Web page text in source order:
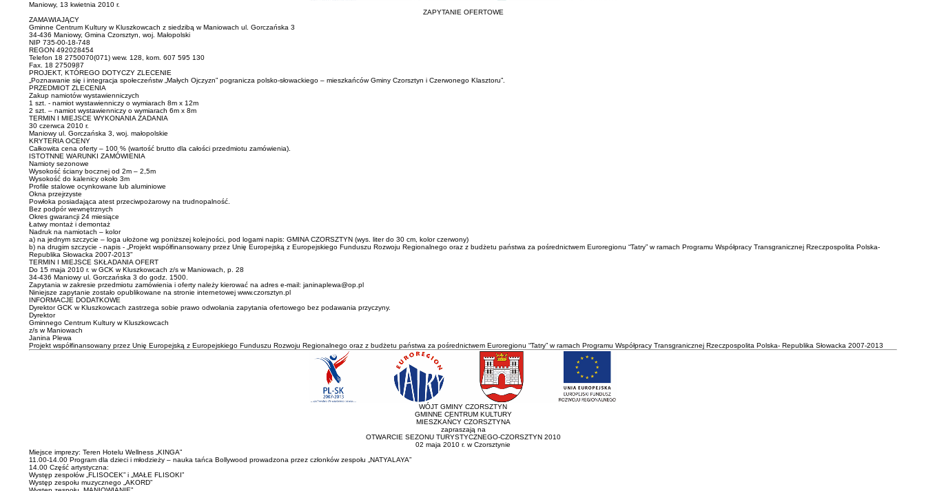
Maniowy, 13 kwietnia 2010 r.
ZAPYTANIE OFERTOWE
ZAMAWIAJĄCY
Gminne Centrum Kultury w Kluszkowcach z siedzibą w Maniowach ul. Gorczańska 3
34-436 Maniowy, Gmina Czorsztyn, woj. Małopolski
NIP 735-00-18-748
REGON 492028454
Telefon 18 2750070(071) wew. 128, kom. 607 595 130
Fax. 18 2750987
PROJEKT, KTÓREGO DOTYCZY ZLECENIE
„Poznawanie się i integracja społeczeństw „Małych Ojczyzn” pogranicza polsko-słowackiego – mieszkańców Gminy Czorsztyn i Czerwonego Klasztoru”.
PRZEDMIOT ZLECENIA
Zakup namiotów wystawienniczych
1 szt. - namiot wystawienniczy o wymiarach 8m x 12m
2 szt. – namiot wystawienniczy o wymiarach 6m x 8m
TERMIN I MIEJSCE WYKONANIA ZADANIA
30 czerwca 2010 r.
Maniowy ul. Gorczańska 3, woj. małopolskie
KRYTERIA OCENY
Całkowita cena oferty – 100 % (wartość brutto dla całości przedmiotu zamówienia).
ISTOTNNE WARUNKI ZAMÓWIENIA
Namioty sezonowe
Wysokość ściany bocznej od 2m – 2,5m
Wysokość do kalenicy około 3m
Profile stalowe ocynkowane lub aluminiowe
Okna przejrzyste
Powłoka posiadająca atest przeciwpożarowy na trudnopalność.
Bez podpór wewnętrznych
Okres gwarancji 24 miesiące
Łatwy montaż i demontaż
Nadruk na namiotach – kolor
a) na jednym szczycie – loga ułożone wg poniższej kolejności, pod logami napis: GMINA CZORSZTYN (wys. liter do 30 cm, kolor czerwony)
b) na drugim szczycie - napis - „Projekt współfinansowany przez Unię Europejską z Europejskiego Funduszu Rozwoju Regionalnego oraz z budżetu państwa za pośrednictwem Euroregionu “Tatry” w ramach Programu Współpracy Transgranicznej Rzeczpospolita Polska-
Republika Słowacka 2007-2013"
TERMIN I MIEJSCE SKŁADANIA OFERT
Do 15 maja 2010 r. w GCK w Kluszkowcach z/s w Maniowach, p. 28
34-436 Maniowy ul. Gorczańska 3 do godz. 1500.
Zapytania w zakresie przedmiotu zamówienia i oferty należy kierować na adres e-mail: janinaplewa@op.pl
Niniejsze zapytanie zostało opublikowane na stronie internetowej www.czorsztyn.pl
INFORMACJE DODATKOWE
Dyrektor GCK w Kluszkowcach zastrzega sobie prawo odwołania zapytania ofertowego bez podawania przyczyny.
Dyrektor
Gminnego Centrum Kultury w Kluszkowcach
z/s w Maniowach
Janina Plewa
Projekt współfinansowany przez Unię Europejską z Europejskiego Funduszu Rozwoju Regionalnego oraz z budżetu państwa za pośrednictwem Euroregionu “Tatry” w ramach Programu Współpracy Transgranicznej Rzeczpospolita Polska- Republika Słowacka 2007-2013
WÓJT GMINY CZORSZTYN
GMINNE CENTRUM KULTURY
MIESZKAŃCY CZORSZTYNA
zapraszają na
OTWARCIE SEZONU TURYSTYCZNEGO-CZORSZTYN 2010
02 maja 2010 r. w Czorsztynie
Miejsce imprezy: Teren Hotelu Wellness „KINGA”
11.00-14.00 Program dla dzieci i młodzieży – nauka tańca Bollywood prowadzona przez członków zespołu „NATYALAYA”
14.00 Część artystyczna:
Występ zespołów „FLISOCEK” i „MAŁE FLISOKI”
Występ zespołu muzycznego „AKORD”